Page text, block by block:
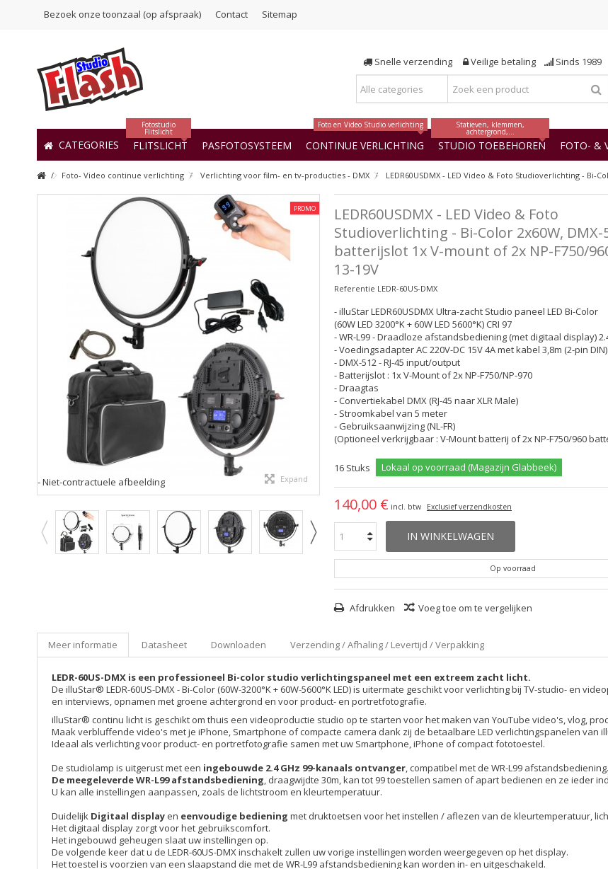
Bezoek onze toonzaal (op afspraak) Contact Sitemap
Snelle verzending Veilige betaling Sinds 1989
CATEGORIES FLITSLICHT
Fotostudio
Flitslicht
PASFOTOSYSTEEM CONTINUE VERLICHTING
Foto en Video Studio verlichting
STUDIO TOEBEHOREN
Statieven, klemmen,
achtergrond,...
FOTO- &
Foto- Video continue verlichting Verlichting voor film- en tv-producties - DMX LEDR60USDMX - LED Video & Foto Studioverlichting - Bi-
PROMO
Expand
- Niet-contractuele afbeelding
LEDR60USDMX - LED Video & Foto
Studioverlichting - Bi-Color 2x60W, DMX-
batterijslot 1x V-mount of 2x NP-F750/
13-19V
Referentie LEDR-60US-DMX
- illuStar LEDR60USDMX Ultra-zacht Studio paneel LED Bi-Color
(60W LED 3200°K + 60W LED 5600°K) CRI 97
- WR-L99 - Draadloze afstandsbediening (met digitaal display)
- Voedingsadapter AC 220V-DC 15V 4A met kabel 3,8m (2-pin DIN)
- DMX-512 - RJ-45 input/output
- Batterijslot : 1x V-Mount of 2x NP-F750/NP-970
- Draagtas
- Convertiekabel DMX (RJ-45 naar XLR Male)
- Stroomkabel van 5 meter
- Gebruiksaanwijzing (NL-FR)
(Optioneel verkrijgbaar : V-Mount batterij of 2x NP-F750/960
16 Stuks Lokaal op voorraad (Magazijn Glabbeek)
140,00 € incl. btw Exclusief verzendkosten
IN WINKELWAGEN
Op voorraad
Afdrukken Voeg toe om te vergelijken
Meer informatie Datasheet Downloaden Verzending / Afhaling / Levertijd / Verpakking
LEDR-60US-DMX is een professioneel Bi-color studio verlichtingspaneel met een extreem zacht licht.
De illuStar® LEDR-60US-DMX - Bi-Color (60W-3200°K + 60W-5600°K LED)is uitermate geschikt voor verlichting bij TV-studio- en
en interviews, opnamen met groene achtergrond en voor product- en portretfotografie.
illuStar® continu licht is geschikt om thuis een videoproductie studio op te starten voor het maken van YouTube video's, vlog,
Maak verbluffende video's met je iPhone, Smartphone of compacte camera dank zij de betaalbare LED verlichtingspanelen van
Ideaal als verlichting voor product- en portretfotografie samen met uw Smartphone, iPhone of compact fototoestel.
De studiolamp is uitgerust met een ingebouwde 2.4 GHz 99-kanaals ontvanger, compatibel met de WR-L99 afstandsbediening.
De meegeleverde WR-L99 afstandsbediening, draagwijdte 30m, kan tot 99 toestellen samen of apart bedienen en ze ieder
U kan alle instellingen aanpassen, zoals de lichtstroom en kleurtemperatuur.
Duidelijk Digitaal display en eenvoudige bediening met druktoetsen voor het instellen / aflezen van de kleurtemperatuur,
Het digitaal display zorgt voor het gebruikscomfort.
Het ingebouwd geheugen slaat uw instellingen op.
De volgende keer dat u de LEDR-60US-DMX inschakelt zullen uw vorige instellingen worden weergegeven op het display.
Het toestel is voorzien van een slaapstand die met de WR-L99 afstandsbediening kan worden in- en uitgeschakeld.